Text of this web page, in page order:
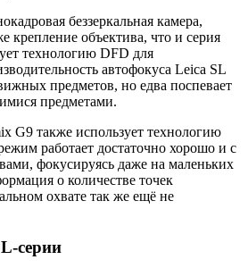
беззеркальная камера,
крепление объектива, что и серия
технологию DFD для
автофокуса Leica SL
предметов, но едва поспевает
предметами.
G9 также использует технологию
работает достаточно хорошо и с
фокусируясь даже на маленьких
о количестве точек
охвате так же ещё не
серии